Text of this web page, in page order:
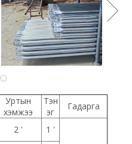
Уртын
хэмжээ
Тэн
эг
Гадарга
2 ' 1 '